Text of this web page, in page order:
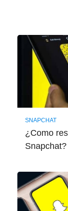
SNAPCHAT
¿Como